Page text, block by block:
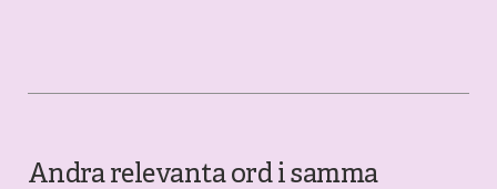
Andra relevanta ord i samma